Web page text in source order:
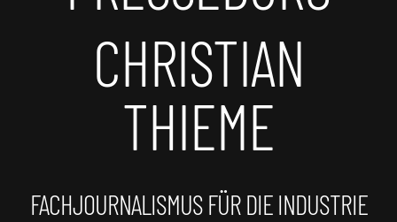
CHRISTIAN
THIEME
FACHJOURNALISMUS FÜR DIE INDUSTRIE